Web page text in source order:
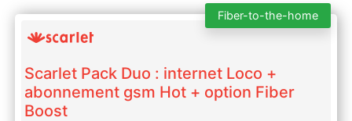
Fiber-to-the-home
Scarlet Pack Duo : internet Loco +
abonnement gsm Hot + option Fiber
Boost